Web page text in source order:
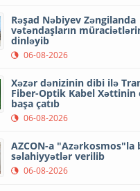
Rəşad Nəbiyev Zəngilanda
vətəndaşların
dinləyib
06-08-2026
Xəzər dənizinin dibi ilə
Fiber-Optik Kabel Xəttinin
başa çatıb
06-08-2026
AZCON-a "Azərkosmos"la
səlahiyyətlər verilib
06-08-2026